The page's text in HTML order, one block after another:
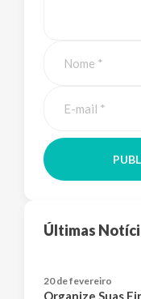
Últimas
20 de fevereiro
Organize Suas